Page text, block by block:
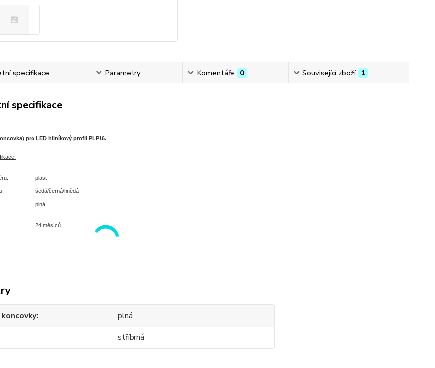
specifikace Parametry Komentáře 0 Související zboží 1
specifikace
pro LED hliníkový profil PLP16.
plast
šedá/černá/hnědá
plná
24 měsíců
plná
stříbrná